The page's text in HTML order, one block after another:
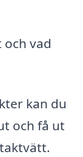
vad
kan du
och få ut